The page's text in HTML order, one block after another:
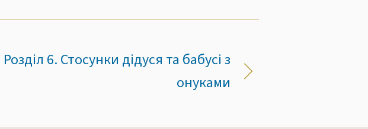
Розділ 6. Стосунки дідуся та бабусі з
онуками